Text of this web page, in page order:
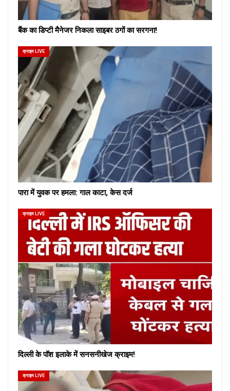
बैंक का डिप्टी मैनेजर निकला साइबर ठगों का सरगना!
क्राइम LIVE
पारा में युवक पर हमला: गाल काटा, केस दर्ज
क्राइम LIVE
दिल्ली के पॉश इलाके में सनसनीखेज क्राइम!
क्राइम LIVE